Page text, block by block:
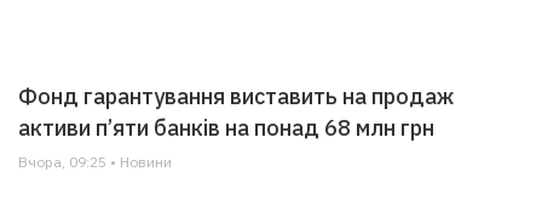
Фонд гарантування виставить на продаж
активи п’яти банків на понад 68 млн грн
Вчора, 09:25 • Новини